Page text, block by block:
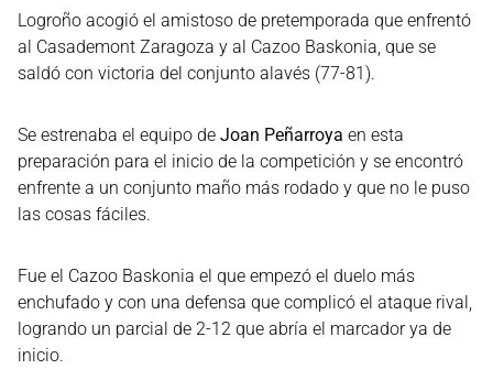
Logroño acogió el amistoso de pretemporada que enfrentó
al Casademont Zaragoza y al Cazoo Baskonia, que se
saldó con victoria del conjunto alavés (77-81).
Se estrenaba el equipo de Joan Peñarroya en esta
preparación para el inicio de la competición y se encontró
enfrente a un conjunto maño más rodado y que no le puso
las cosas fáciles.
Fue el Cazoo Baskonia el que empezó el duelo más
enchufado y con una defensa que complicó el ataque rival,
logrando un parcial de 2-12 que abría el marcador ya de
inicio.